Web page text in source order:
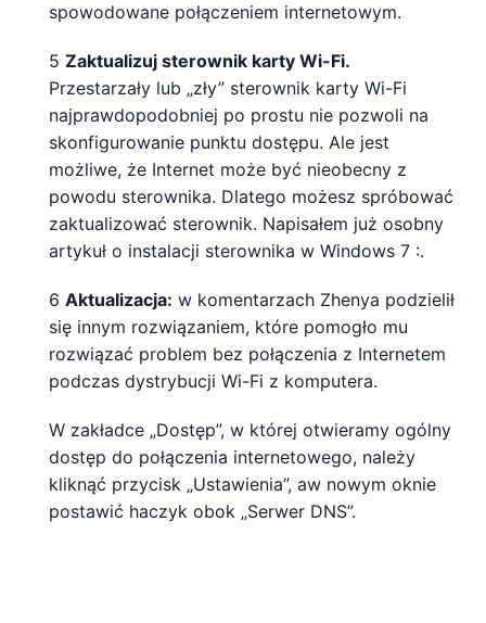
spowodowane połączeniem internetowym.
5 Zaktualizuj sterownik karty Wi-Fi.
Przestarzały lub „zły” sterownik karty Wi-Fi
najprawdopodobniej po prostu nie pozwoli na
skonfigurowanie punktu dostępu. Ale jest
możliwe, że Internet może być nieobecny z
powodu sterownika. Dlatego możesz spróbować
zaktualizować sterownik. Napisałem już osobny
artykuł o instalacji sterownika w Windows 7 :.
6 Aktualizacja: w komentarzach Zhenya podzielił
się innym rozwiązaniem, które pomogło mu
rozwiązać problem bez połączenia z Internetem
podczas dystrybucji Wi-Fi z komputera.
W zakładce „Dostęp”, w której otwieramy ogólny
dostęp do połączenia internetowego, należy
kliknąć przycisk „Ustawienia”, aw nowym oknie
postawić haczyk obok „Serwer DNS”.